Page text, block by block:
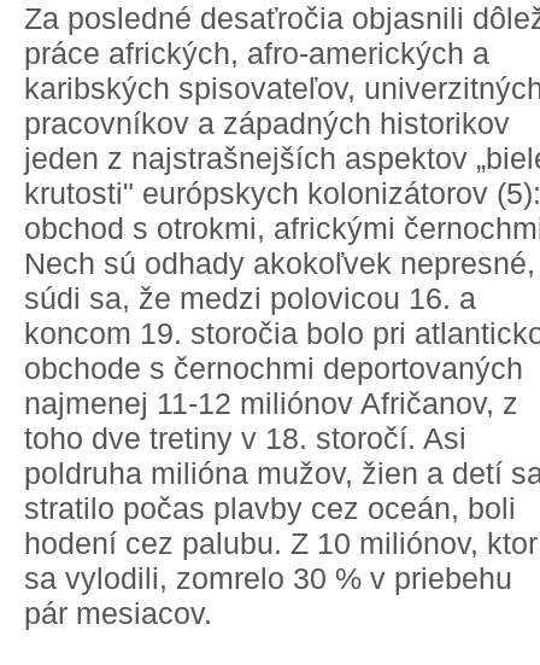
Za posledné desaťročia objasnili
práce afrických, afro-amerických a
karibských spisovateľov,
pracovníkov a západných historikov
jeden z najstrašnejších aspektov
krutosti" európskych kolonizátorov (5):
obchod s otrokmi, africkými
Nech sú odhady akokoľvek nepresné,
súdi sa, že medzi polovicou 16. a
koncom 19. storočia bolo pri
obchode s černochmi deportovaných
najmenej 11-12 miliónov Afričanov, z
toho dve tretiny v 18. storočí. Asi
poldruha milióna mužov, žien a detí
stratilo počas plavby cez oceán, boli
hodení cez palubu. Z 10 miliónov,
sa vylodili, zomrelo 30 % v priebehu
pár mesiacov.